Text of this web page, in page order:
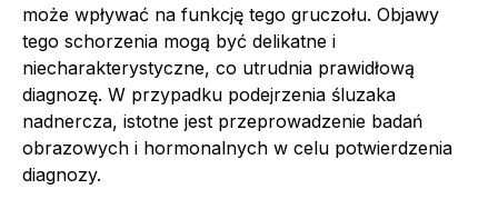
może wpływać na funkcję tego gruczołu. Objawy
tego schorzenia mogą być delikatne i
niecharakterystyczne, co utrudnia prawidłową
diagnozę. W przypadku podejrzenia śluzaka
nadnercza, istotne jest przeprowadzenie badań
obrazowych i hormonalnych w celu potwierdzenia
diagnozy.